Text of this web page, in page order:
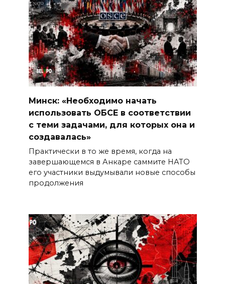
Минск: «Необходимо начать
использовать ОБСЕ в соответствии
с теми задачами, для которых она и
создавалась»
Практически в то же время, когда на
завершающемся в Анкаре саммите НАТО
его участники выдумывали новые способы
продолжения